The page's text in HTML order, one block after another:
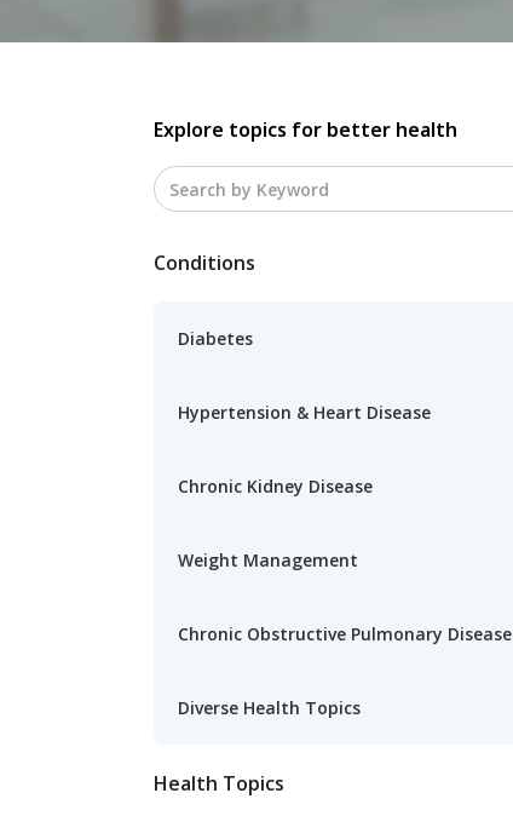
Explore topics for better health
Conditions
Diabetes
Hypertension & Heart Disease
Chronic Kidney Disease
Weight Management
Chronic Obstructive Pulmonary Disease
Diverse Health Topics
Health Topics